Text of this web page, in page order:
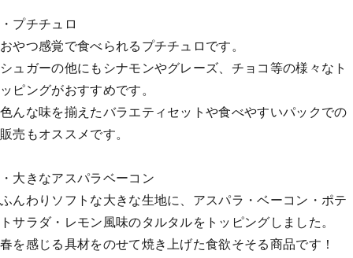
・プチチュロ
おやつ感覚で食べられるプチチュロです。
シュガーの他にもシナモンやグレーズ、チョコ等の様々なト
ッピングがおすすめです。
色んな味を揃えたバラエティセットや食べやすいパックでの
販売もオススメです。
・大きなアスパラベーコン
ふんわりソフトな大きな生地に、アスパラ・ベーコン・ポテ
トサラダ・レモン風味のタルタルをトッピングしました。
春を感じる具材をのせて焼き上げた食欲そそる商品です！